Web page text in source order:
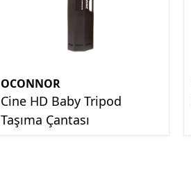
OCONNOR
Cine HD Baby Tripod
Taşıma Çantası